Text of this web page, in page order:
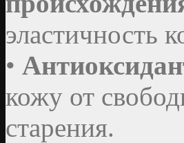
эластичность
•
кожу от
старения.